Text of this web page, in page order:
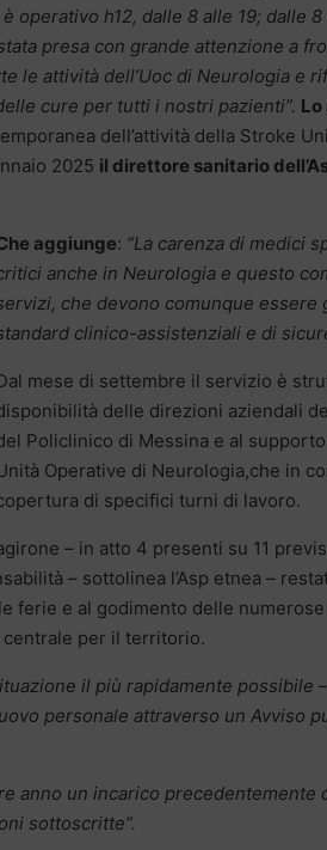
operativo h12, dalle 8 alle 19; dalle
presa con grande attenzione a
le attività dell’Uoc di Neurologia e
cure per tutti i nostri pazienti”. Lo
dell’attività della Stroke
2025 il direttore sanitario
aggiunge: “La carenza di medici
anche in Neurologia e questo
che devono comunque
clinico-assistenziali e di
mese di settembre il servizio è
delle direzioni aziendali del
Policlinico di Messina e al
Operative di Neurologia,che in
di specifici turni di lavoro.
– in atto 4 presenti su 11
– sottolinea l’Asp etnea –
ferie e al godimento delle
per il territorio.
il più rapidamente possibile –
personale attraverso un Avviso
anno un incarico precedentemente
sottoscritte”.